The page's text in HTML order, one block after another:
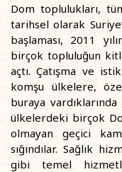
Dom toplulukları,
tarihsel olarak
başlaması, 2011
birçok topluluğun
açtı. Çatışma ve
komşu ülkelere,
buraya
ülkelerdeki birçok
olmayan geçici
sığındılar. Sağlık
gibi temel